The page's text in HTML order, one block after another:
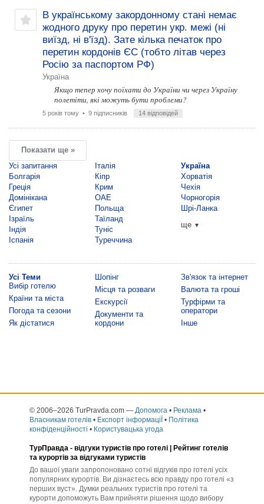
В українському закордонному стані немає
жодного друку про перетин укр. межі (ні
виїзд, ні в'їзд). Зате кілька печаток про
перетин кордонів ЄС (тобто літав через
Росію за паспортом РФ)
Україна
Якщо тепер хочу поїхати до України чи через Україну
полетіти, які можуть бути проблеми?
5 років тому • 9 підписників 14 відповідей
Показати ще »
Усі запитання
Болгарія
Греція
Домінікана
Єгипет
Ізраїль
Індія
Іспанія
Італія
Кіпр
Крим
ОАЕ
Польща
Таїланд
Туніс
Туреччина
Україна
Хорватія
Чехія
Чорногорія
Шрі-Ланка
ще ▼
Усі Теми
Вибір готелю
Країни та міста
Погода та сезони
Як дістатися
Шопінг
Місця та розваги
Екскурсії
Документи та
кордони
Зв'язок та інтернет
Валюта та гроші
Турфірми та
оператори
Інше
© 2006–2026 TurPravda.com — Допомога • Реклама •
Власникам готелів • Експорт інформаціЇ • Політика
конфіденційності • Користувацька угода
ТурПравда - відгуки туристів про готелі | Рейтинг готелів
та курортів за відгуками туристів
До вашої уваги запропоновано сотні відгуків про готелі усіх
популярних курортів. Ви дізнаєтесь всю правду про готелі «з
перших вуст». Думки реальних туристів про готелі та
курорти допоможуть Вам прийняти рішення щодо вибору